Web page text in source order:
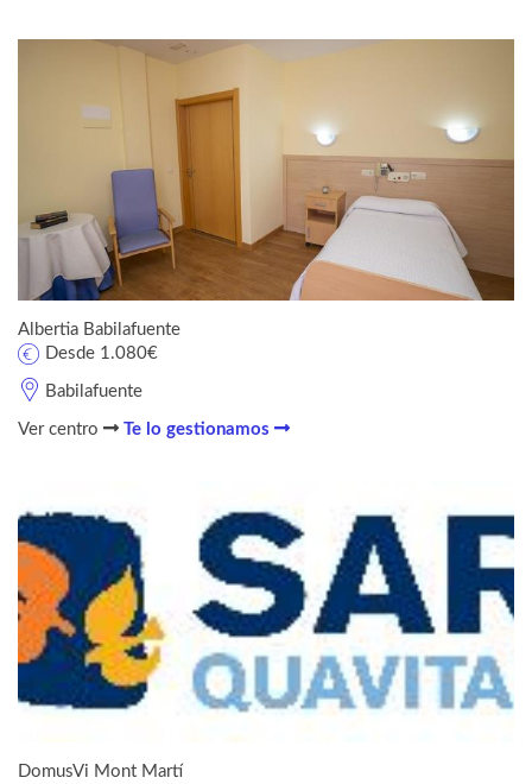
Albertia Babilafuente
Babilafuente
Desde 1.080€
Ver centro Te lo gestionamos
DomusVi Mont Martí